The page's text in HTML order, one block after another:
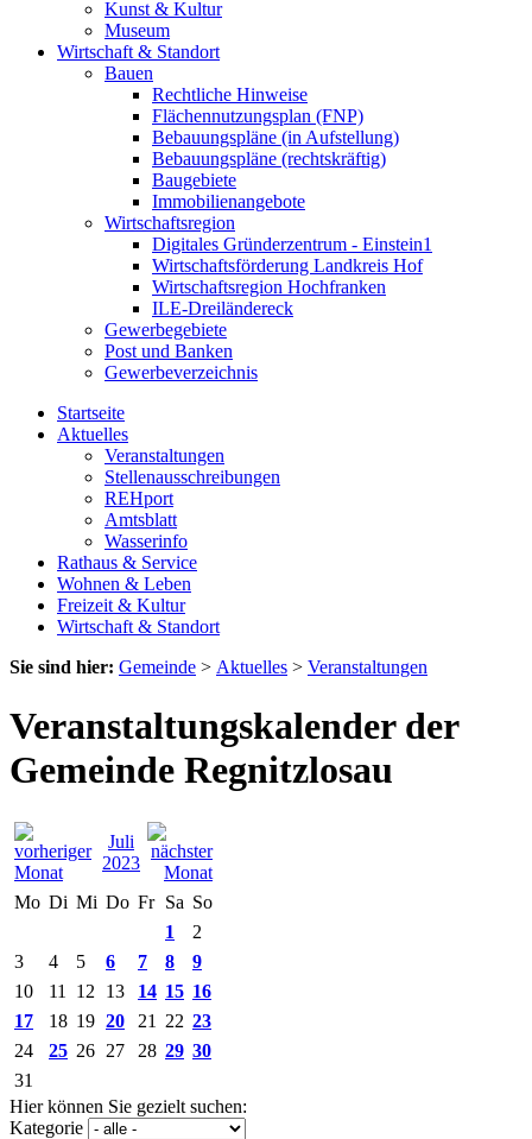
Kunst & Kultur
Museum
Wirtschaft & Standort
Bauen
Rechtliche Hinweise
Flächennutzungsplan (FNP)
Bebauungspläne (in Aufstellung)
Bebauungspläne (rechtskräftig)
Baugebiete
Immobilienangebote
Wirtschaftsregion
Digitales Gründerzentrum - Einstein1
Wirtschaftsförderung Landkreis Hof
Wirtschaftsregion Hochfranken
ILE-Dreiländereck
Gewerbegebiete
Post und Banken
Gewerbeverzeichnis
Startseite
Aktuelles
Veranstaltungen
Stellenausschreibungen
REHport
Amtsblatt
Wasserinfo
Rathaus & Service
Wohnen & Leben
Freizeit & Kultur
Wirtschaft & Standort
Sie sind hier: Gemeinde > Aktuelles > Veranstaltungen
Veranstaltungskalender der
Gemeinde Regnitzlosau
Juli
2023
Mo Di Mi Do Fr Sa So
1
2
3
4 5 6 7 8
9
10
11 12 13 14 15 16
17
18 19 20 21 22 23
24
25 26 27 28 29 30
31
Hier können Sie gezielt suchen:
Kategorie